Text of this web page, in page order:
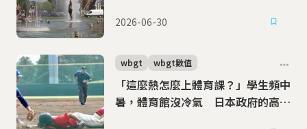
2026-06-30
「這麼熱怎麼上體育課？」學生頻中
暑，體育館沒冷氣 日本政府的高溫
wbgt wbgt數值